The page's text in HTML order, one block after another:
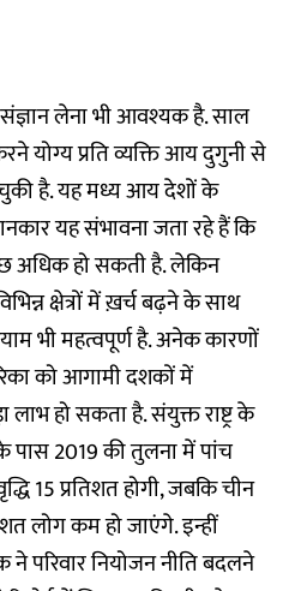
लेना भी आवश्यक है. साल
योग्य प्रति व्यक्ति आय दुगुनी से
है. यह मध्य आय देशों के
यह संभावना जता रहे हैं कि
अधिक हो सकती है. लेकिन
क्षेत्रों में ख़र्च बढ़ने के साथ
भी महत्वपूर्ण है. अनेक कारणों
को आगामी दशकों में
हो सकता है. संयुक्त राष्ट्र के
2019 की तुलना में पांच
15 प्रतिशत होगी, जबकि चीन
लोग कम हो जाएंगे. इन्हीं
परिवार नियोजन नीति बदलने